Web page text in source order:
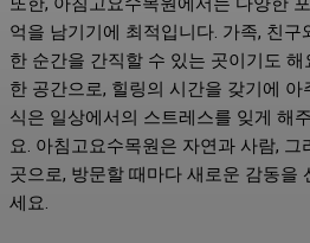
억을 남기기에 최적입니다. 가족, 친
한 순간을 간직할 수 있는 곳이기도
한 공간으로, 힐링의 시간을 갖기에
식은 일상에서의 스트레스를 잊게 해
요. 아침고요수목원은 자연과 사람,
곳으로, 방문할 때마다 새로운 감동을
세요.